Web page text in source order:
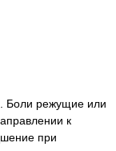
Боли режущие или
к
при